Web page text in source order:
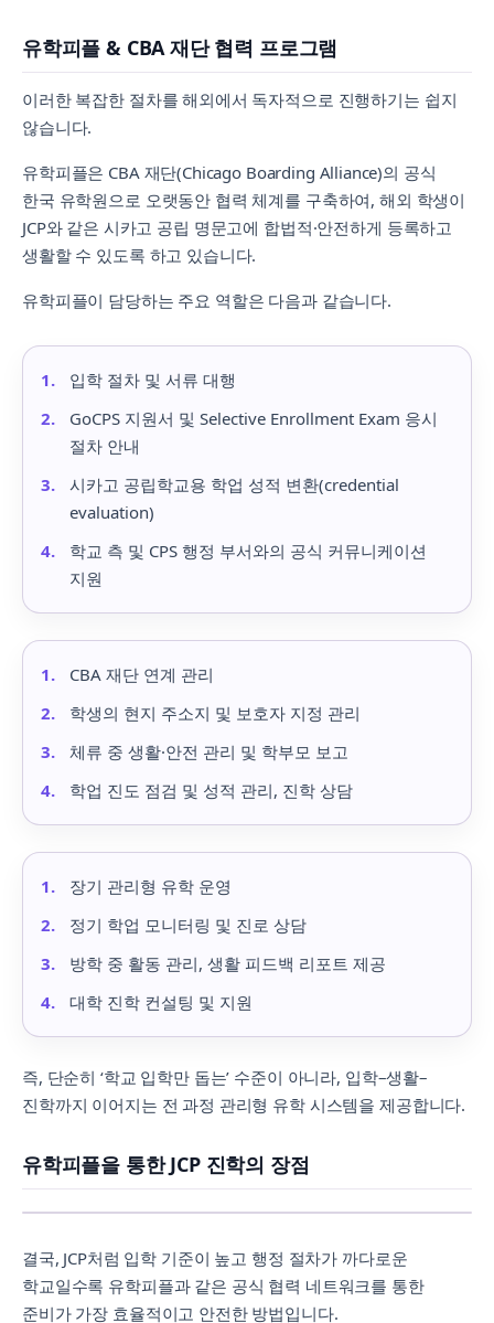
유학피플 & CBA 재단 협력 프로그램
이러한 복잡한 절차를 해외에서 독자적으로 진행하기는 쉽지
않습니다.
유학피플은 CBA 재단(Chicago Boarding Alliance)의 공식
한국 유학원으로 오랫동안 협력 체계를 구축하여, 해외 학생이
JCP와 같은 시카고 공립 명문고에 합법적·안전하게 등록하고
생활할 수 있도록 하고 있습니다.
유학피플이 담당하는 주요 역할은 다음과 같습니다.
입학 절차 및 서류 대행
GoCPS 지원서 및 Selective Enrollment Exam 응시
절차 안내
시카고 공립학교용 학업 성적 변환(credential
evaluation)
학교 측 및 CPS 행정 부서와의 공식 커뮤니케이션
지원
CBA 재단 연계 관리
학생의 현지 주소지 및 보호자 지정 관리
체류 중 생활·안전 관리 및 학부모 보고
학업 진도 점검 및 성적 관리, 진학 상담
장기 관리형 유학 운영
정기 학업 모니터링 및 진로 상담
방학 중 활동 관리, 생활 피드백 리포트 제공
대학 진학 컨설팅 및 지원
즉, 단순히 ‘학교 입학만 돕는’ 수준이 아니라, 입학–생활–
진학까지 이어지는 전 과정 관리형 유학 시스템을 제공합니다.
유학피플을 통한 JCP 진학의 장점
결국, JCP처럼 입학 기준이 높고 행정 절차가 까다로운
학교일수록 유학피플과 같은 공식 협력 네트워크를 통한
준비가 가장 효율적이고 안전한 방법입니다.